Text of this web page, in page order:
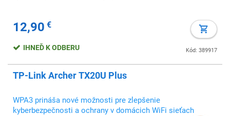
12,90 €
Kód: 389917
IHNEĎ K ODBERU
TP-Link Archer TX20U Plus
WPA3 prináša nové možnosti pre zlepšenie
kyberbezpečnosti a ochrany v domácich WiFi sieťach